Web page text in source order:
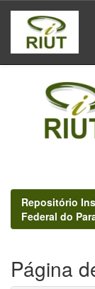
Skip
navigation
Repositório
Federal do
Página